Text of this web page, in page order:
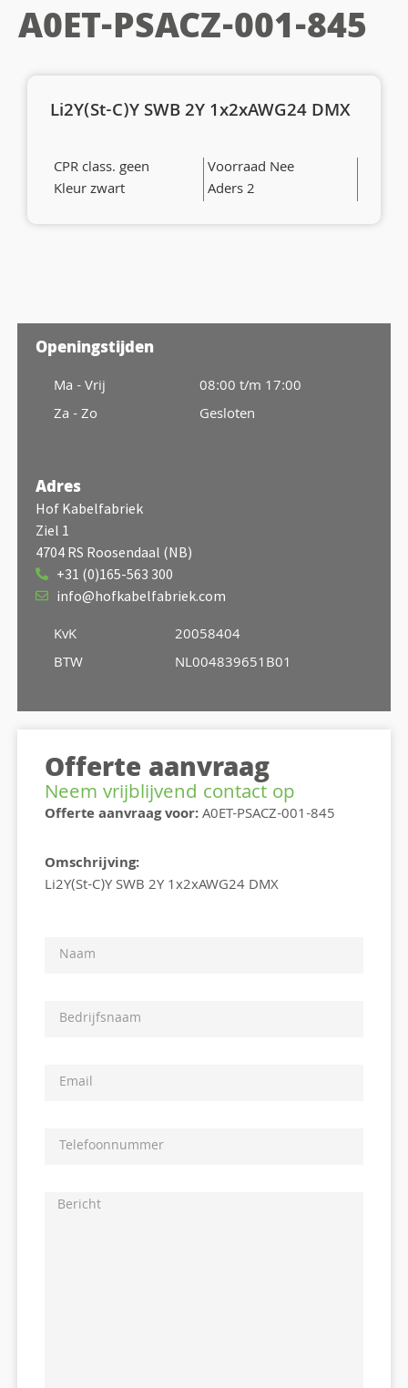
A0ET-PSACZ-001-845
Li2Y(St-C)Y SWB 2Y 1x2xAWG24 DMX
CPR class. geen
Voorraad Nee
Kleur zwart
Aders 2
Openingstijden
Ma - Vrij
Za - Zo
08:00 t/m 17:00
Gesloten
Adres
Hof Kabelfabriek
Ziel 1
4704 RS Roosendaal (NB)
+31 (0)165-563 300
info@hofkabelfabriek.com
KvK
BTW
20058404
NL004839651B01
Offerte aanvraag
Neem vrijblijvend contact op
Offerte aanvraag voor:A0ET-PSACZ-001-845
Omschrijving:
Li2Y(St-C)Y SWB 2Y 1x2xAWG24 DMX